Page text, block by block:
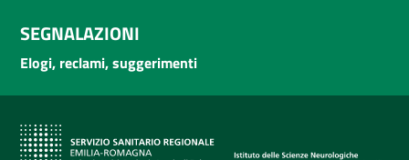
SEGNALAZIONI
Elogi, reclami, suggerimenti